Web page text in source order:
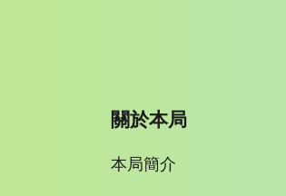
關於本局
本局簡介